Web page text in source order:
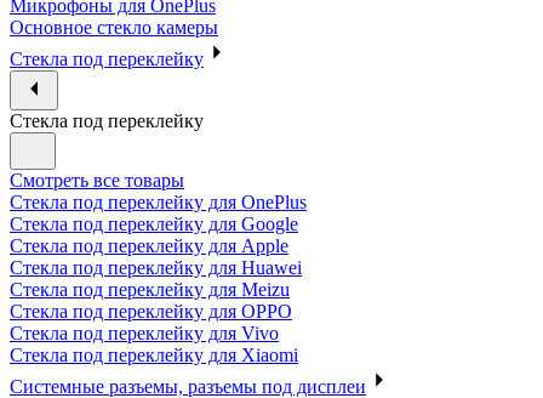
Микрофоны для OnePlus
Основное стекло камеры
Стекла под переклейку
Стекла под переклейку
Смотреть все товары
Стекла под переклейку для OnePlus
Стекла под переклейку для Google
Стекла под переклейку для Apple
Стекла под переклейку для Huawei
Стекла под переклейку для Meizu
Стекла под переклейку для OPPO
Стекла под переклейку для Vivo
Стекла под переклейку для Xiaomi
Системные разъемы, разъемы под дисплеи